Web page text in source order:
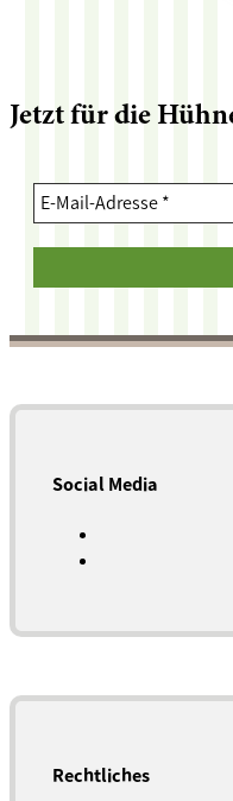
Jetzt für die
Social Media
Rechtliches